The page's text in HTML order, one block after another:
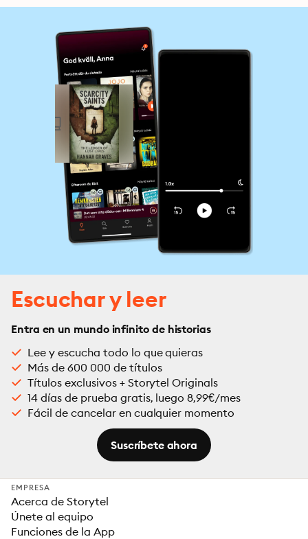
Escuchar y leer
Entra en un mundo infinito de historias
Lee y escucha todo lo que quieras
Más de 600 000 de títulos
Títulos exclusivos + Storytel Originals
14 días de prueba gratis, luego 8,99€/mes
Fácil de cancelar en cualquier momento
Suscríbete ahora
EMPRESA
Acerca de Storytel
Únete al equipo
Funciones de la App